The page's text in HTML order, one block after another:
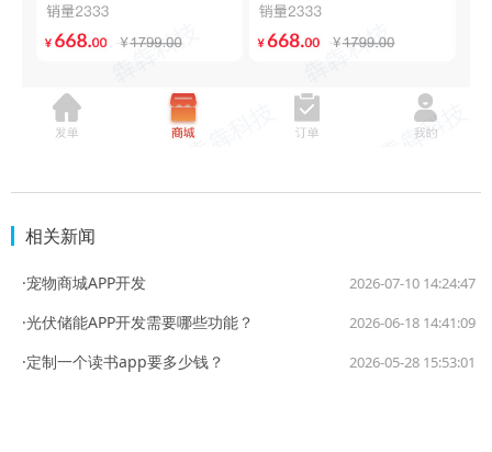
相关新闻
·宠物商城APP开发 2026-07-10 14:24:47
·光伏储能APP开发需要哪些功能？ 2026-06-18 14:41:09
·定制一个读书app要多少钱？ 2026-05-28 15:53:01